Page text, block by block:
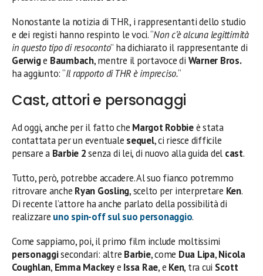
Nonostante la notizia di THR, i rappresentanti dello studio
e dei registi hanno respinto le voci. “Non c’è alcuna legittimità
in questo tipo di resoconto” ha dichiarato il rappresentante di
Gerwige Baumbach, mentre il portavoce di Warner Bros.
ha aggiunto: “Il rapporto di THR è impreciso.“
Cast, attori e personaggi
Ad oggi, anche per il fatto che Margot Robbieè stata
contattata per un eventuale sequel, ci riesce difficile
pensare a Barbie 2senza di lei, di nuovo alla guida del cast.
Tutto, però, potrebbe accadere. Al suo fianco potremmo
ritrovare anche Ryan Gosling, scelto per interpretare Ken.
Di recente l’attore ha anche parlato della possibilità di
realizzare uno spin-off sul suo personaggio.
Come sappiamo, poi, il primo film include moltissimi
personaggisecondari: altre Barbie, come Dua Lipa,Nicola
Coughlan, Emma Mackeye Issa Rae, e Ken, tra cui Scott